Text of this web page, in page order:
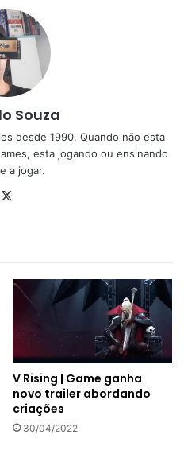
Souza
desde 1990. Quando não esta
esta jogando ou ensinando
a jogar.
V Rising | Game ganha
novo trailer abordando
criações
30/04/2022